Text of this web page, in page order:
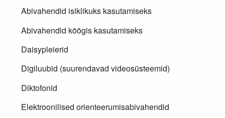
Abivahendid isiklikuks kasutamiseks
Abivahendid köögis kasutamiseks
Daisypleierid
Digiluubid (suurendavad videosüsteemid)
Diktofonid
Elektroonilised orienteerumisabivahendid